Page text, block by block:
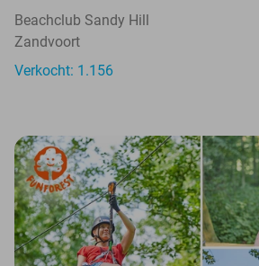
Beachclub Sandy Hill
Zandvoort
Verkocht: 1.156